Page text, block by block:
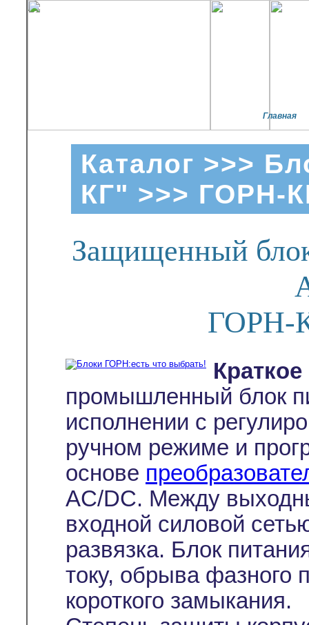
Главная
Каталог >>>
КГ" >>> ГОРН-
Защищенный
ГОРН-
промышленный блок
исполнении с
ручном режиме и
основе
AC/DC. Между
входной силовой
развязка. Блок
току, обрыва фазного
короткого замыкания.